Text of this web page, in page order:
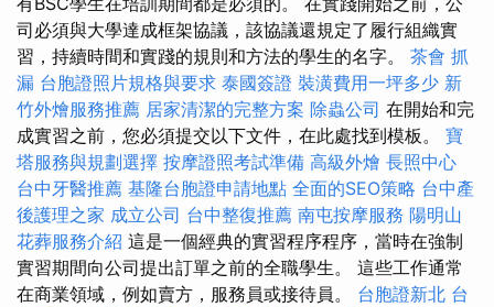
司必須與大學達成框架協議，該協議還規定了履行組織實
習，持續時間和實踐的規則和方法的學生的名字。 茶會 抓
漏 台胞證照片規格與要求 泰國簽證 裝潢費用一坪多少 新
竹外燴服務推薦 居家清潔的完整方案 除蟲公司 在開始和完
成實習之前，您必須提交以下文件，在此處找到模板。 寶
塔服務與規劃選擇 按摩證照考試準備 高級外燴 長照中心
台中牙醫推薦 基隆台胞證申請地點 全面的SEO策略 台中產
後護理之家 成立公司 台中整復推薦 南屯按摩服務 陽明山
花葬服務介紹 這是一個經典的實習程序程序，當時在強制
實習期間向公司提出訂單之前的全職學生。 這些工作通常
在商業領域，例如賣方，服務員或接待員。 台胞證新北 台